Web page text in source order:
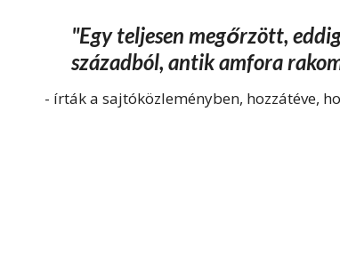
"Egy teljesen megőrzött,
századból, antik amfora
- írták a sajtóközleményben, hozzátéve,